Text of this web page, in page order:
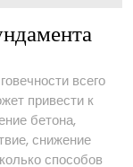
всего
привести к
бетона,
снижение
способов